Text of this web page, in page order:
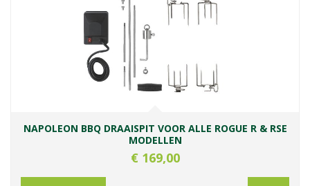
NAPOLEON BBQ DRAAISPIT VOOR ALLE ROGUE R & RSE
MODELLEN
€ 169,00